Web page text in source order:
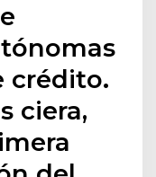
crédito.
ciera,